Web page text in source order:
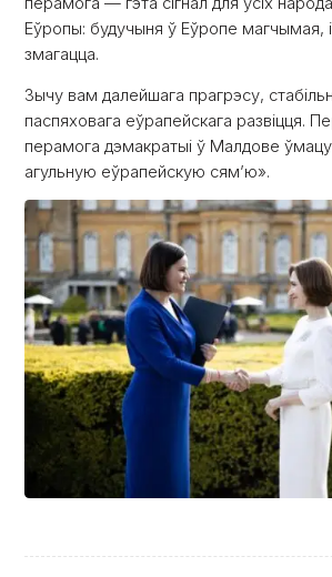
Еўропы: будучыня ў Еўропе магчымая,
змагацца.
Зычу вам далейшага прагрэсу,
паспяховага еўрапейскага развіцця.
перамога дэмакратыі ў Малдове
агульную еўрапейскую сям’ю».